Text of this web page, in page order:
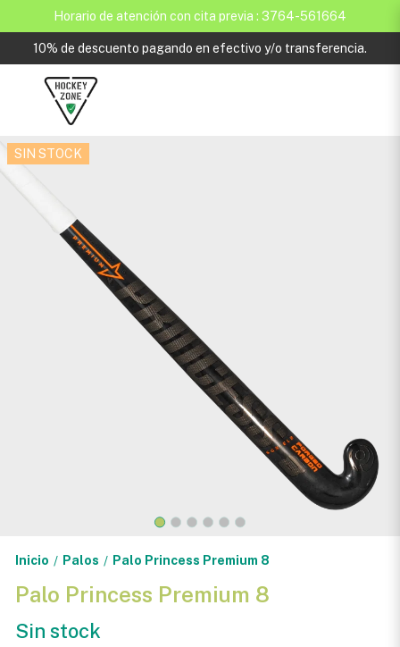
Horario de atención con cita previa : 3764-561664
10% de descuento pagando en efectivo y/o transferencia.
SIN STOCK
Inicio / Palos / Palo Princess Premium 8
Palo Princess Premium 8
Sin stock